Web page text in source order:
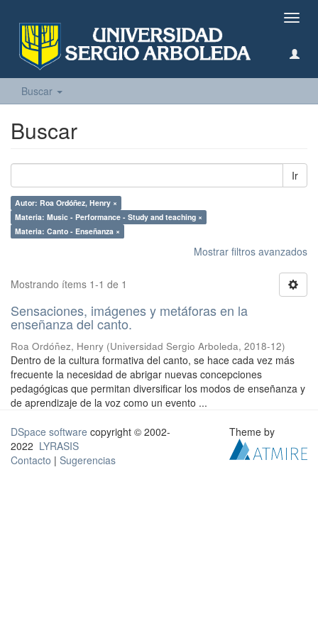
Buscar
Buscar
Ir
Autor: Roa Ordóñez, Henry ×
Materia: Music - Performance - Study and teaching ×
Materia: Canto - Enseñanza ×
Mostrar filtros avanzados
Mostrando ítems 1-1 de 1
Sensaciones, imágenes y metáforas en la
enseñanza del canto.
Roa Ordóñez, Henry (Universidad Sergio Arboleda, 2018-12)
Dentro de la cultura formativa del canto, se hace cada vez más
frecuente la necesidad de abrigar nuevas concepciones
pedagógicas que permitan diversificar los modos de enseñanza y
de aprendizaje de la voz como un evento ...
DSpace software copyright © 2002-
2022 LYRASIS
Contacto | Sugerencias
Theme by